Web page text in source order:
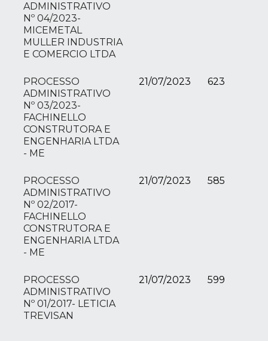
ADMINISTRATIVO
Nº 04/2023-
MICEMETAL
MULLER INDUSTRIA
E COMERCIO LTDA
PROCESSO
ADMINISTRATIVO
Nº 03/2023-
FACHINELLO
CONSTRUTORA E
ENGENHARIA LTDA
- ME
21/07/2023 623
PROCESSO
ADMINISTRATIVO
Nº 02/2017-
FACHINELLO
CONSTRUTORA E
ENGENHARIA LTDA
- ME
21/07/2023 585
PROCESSO
ADMINISTRATIVO
Nº 01/2017- LETICIA
TREVISAN
21/07/2023 599